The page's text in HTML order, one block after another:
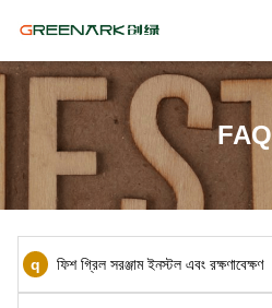
FAQ
q ফিশ গ্রিল সরঞ্জাম ইনস্টল এবং রক্ষণাবেক্ষণ